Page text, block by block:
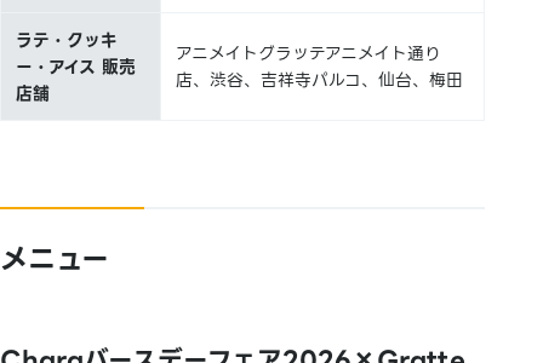
ラテ・クッキ
ー・アイス 販売
店舗
アニメイトグラッテアニメイト通り
店、渋谷、吉祥寺パルコ、仙台、梅田
メニュー